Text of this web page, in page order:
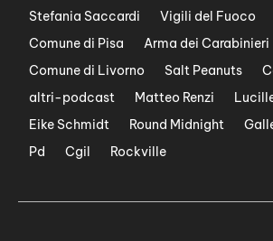
Stefania Saccardi
Vigili del Fuoco
Comune di Pisa
Arma dei Carabinieri
Comune di Livorno
Salt Peanuts
altri-podcast
Matteo Renzi
Eike Schmidt
Round Midnight
Pd
Cgil Rockville